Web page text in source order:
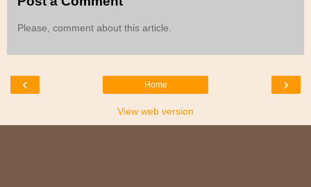
Please, comment about this article.
‹ ›
Home
View web version